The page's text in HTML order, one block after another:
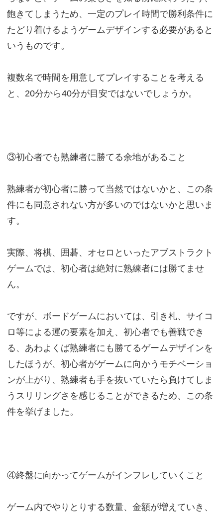
飽きてしまうため、一定のプレイ時間で勝利条件に
たどり着けるようゲームデザインする必要があると
いうものです。
複数名で時間を用意してプレイすることを考える
と、20分から40分が目安ではないでしょうか。
③初心者でも熟練者に勝てる余地があること
熟練者が初心者に勝って当然ではないかと、この条
件にも同意されない方が多いのではないかと思いま
す。
実際、将棋、囲碁、オセロといったアブストラクト
ゲームでは、初心者は絶対に熟練者には勝てませ
ん。
ですが、ボードゲームにおいては、引き札、サイコ
ロ等による運の要素を加え、初心者でも善戦でき
る、あわよくば熟練者にも勝てるゲームデザインを
したほうが、初心者がゲームに向かうモチベーショ
ンが上がり、熟練者も手を抜いていたら負けてしま
うスリリングさを感じることができるため、この条
件を挙げました。
④終盤に向かってゲームがインフレしていくこと
ゲーム内でやりとりする数量、金額が増えていき、